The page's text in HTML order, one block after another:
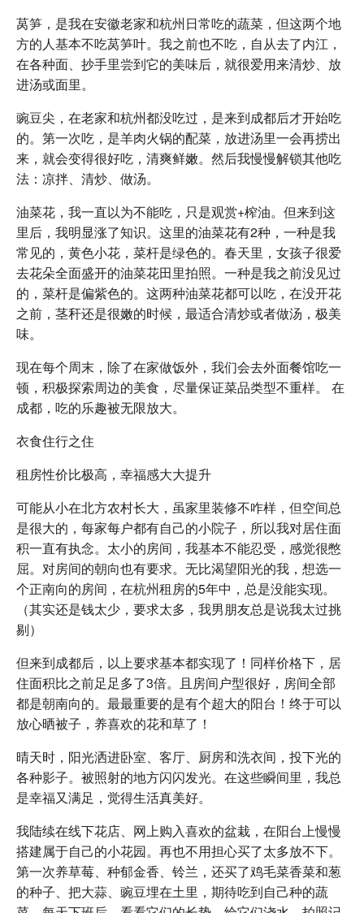
莴笋，是我在安徽老家和杭州日常吃的蔬菜，但这两个地
方的人基本不吃莴笋叶。我之前也不吃，自从去了内江，
在各种面、抄手里尝到它的美味后，就很爱用来清炒、放
进汤或面里。
豌豆尖，在老家和杭州都没吃过，是来到成都后才开始吃
的。第一次吃，是羊肉火锅的配菜，放进汤里一会再捞出
来，就会变得很好吃，清爽鲜嫩。然后我慢慢解锁其他吃
法：凉拌、清炒、做汤。
油菜花，我一直以为不能吃，只是观赏+榨油。但来到这
里后，我明显涨了知识。这里的油菜花有2种，一种是我
常见的，黄色小花，菜杆是绿色的。春天里，女孩子很爱
去花朵全面盛开的油菜花田里拍照。一种是我之前没见过
的，菜杆是偏紫色的。这两种油菜花都可以吃，在没开花
之前，茎秆还是很嫩的时候，最适合清炒或者做汤，极美
味。
现在每个周末，除了在家做饭外，我们会去外面餐馆吃一
顿，积极探索周边的美食，尽量保证菜品类型不重样。 在
成都，吃的乐趣被无限放大。
衣食住行之住
租房性价比极高，幸福感大大提升
可能从小在北方农村长大，虽家里装修不咋样，但空间总
是很大的，每家每户都有自己的小院子，所以我对居住面
积一直有执念。太小的房间，我基本不能忍受，感觉很憋
屈。对房间的朝向也有要求。无比渴望阳光的我，想选一
个正南向的房间，在杭州租房的5年中，总是没能实现。
（其实还是钱太少，要求太多，我男朋友总是说我太过挑
剔）
但来到成都后，以上要求基本都实现了！同样价格下，居
住面积比之前足足多了3倍。且房间户型很好，房间全部
都是朝南向的。最最重要的是有个超大的阳台！终于可以
放心晒被子，养喜欢的花和草了！
晴天时，阳光洒进卧室、客厅、厨房和洗衣间，投下光的
各种影子。被照射的地方闪闪发光。在这些瞬间里，我总
是幸福又满足，觉得生活真美好。
我陆续在线下花店、网上购入喜欢的盆栽，在阳台上慢慢
搭建属于自己的小花园。再也不用担心买了太多放不下。
第一次养草莓、种郁金香、铃兰，还买了鸡毛菜香菜和葱
的种子、把大蒜、豌豆埋在土里，期待吃到自己种的蔬